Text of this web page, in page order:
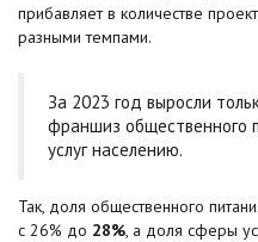
прибавляет в количестве
разными темпами.
За 2023 год выросли
франшиз общественного
услуг населению.
Так, доля общественного
с 26% до 28%, а доля сферы